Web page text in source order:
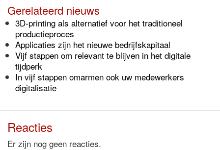
Gerelateerd nieuws
3D-printing als alternatief voor het traditioneel
productieproces
Applicaties zijn het nieuwe bedrijfskapitaal
Vijf stappen om relevant te blijven in het digitale
tijdperk
In vijf stappen omarmen ook uw medewerkers
digitalisatie
Reacties
Er zijn nog geen reacties.